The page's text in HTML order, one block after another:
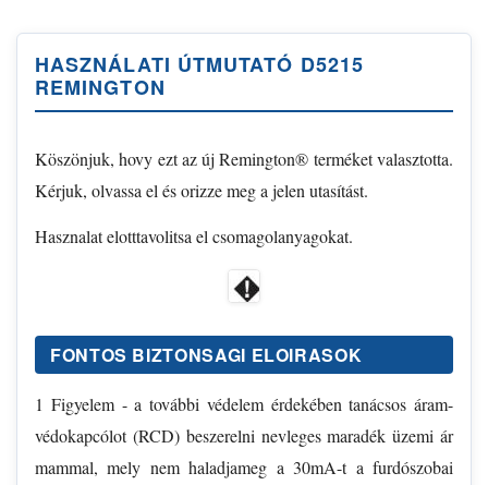
HASZNÁLATI ÚTMUTATÓ D5215
REMINGTON
Köszönjuk, hovy ezt az új Remington® terméket valasztotta.
Kérjuk, olvassa el és orizze meg a jelen utasítást.
Hasznalat elotttavolitsa el csomagolanyagokat.
FONTOS BIZTONSAGI ELOIRASOK
1 Figyelem - a további védelem érdekében tanácsos áram-
védokapcólot (RCD) beszerelni nevleges maradék üzemi ár
mammal, mely nem haladjameg a 30mA-t a furdószobai